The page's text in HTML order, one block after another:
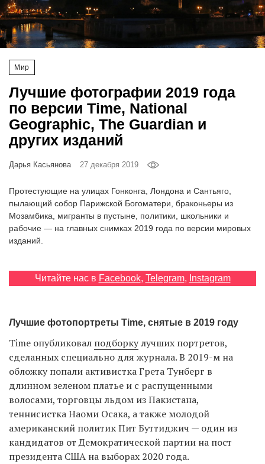
Мир
Лучшие фотографии 2019 года
по версии Time, National
Geographic, The Guardian и
других изданий
Дарья Касьянова 27 декабря 2019
Протестующие на улицах Гонконга, Лондона и Сантьяго,
пылающий собор Парижской Богоматери, браконьеры из
Мозамбика, мигранты в пустыне, политики, школьники и
рабочие — на главных снимках 2019 года по версии мировых
изданий.
Читайте нас в Facebook, Telegram, Instagram
Лучшие фотопортреты Time, снятые в 2019 году
Time опубликовал подборкулучших портретов,
сделанных специально для журнала. В 2019-м на
обложку попали активистка Грета Тунберг в
длинном зеленом платье и с распущенными
волосами, торговцы льдом из Пакистана,
теннисистка Наоми Осака, а также молодой
американский политик Пит Буттиджич — один из
кандидатов от Демократической партии на пост
президента США на выборах 2020 года.